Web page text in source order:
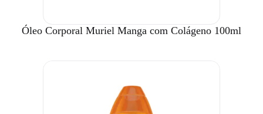
Óleo Corporal Muriel Manga com Colágeno 100ml